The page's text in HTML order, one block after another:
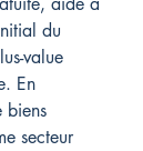
du
value
En
biens
secteur